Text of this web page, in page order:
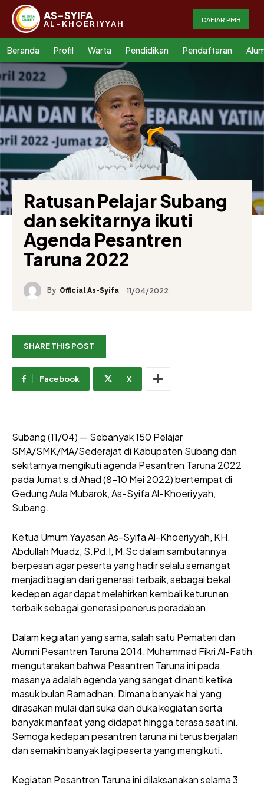
AS-SYIFA
AL-KHOERIYYAH DAFTAR PMB
Beranda Profil Warta Pendidikan Pendaftaran
Ratusan Pelajar Subang
dan sekitarnya ikuti
Agenda Pesantren
Taruna 2022
By Official As-Syifa 11/04/2022
SHARE THIS POST
Facebook X
Subang (11/04) — Sebanyak 150 Pelajar
SMA/SMK/MA/Sederajat di Kabupaten Subang dan
sekitarnya mengikuti agenda Pesantren Taruna 2022
pada Jumat s.d Ahad (8-10 Mei 2022) bertempat di
Gedung Aula Mubarok, As-Syifa Al-Khoeriyyah,
Subang.
Ketua Umum Yayasan As-Syifa Al-Khoeriyyah, KH.
Abdullah Muadz, S.Pd.I, M.Sc dalam sambutannya
berpesan agar peserta yang hadir selalu semangat
menjadi bagian dari generasi terbaik, sebagai bekal
kedepan agar dapat melahirkan kembali keturunan
terbaik sebagai generasi penerus peradaban.
Dalam kegiatan yang sama, salah satu Pemateri dan
Alumni Pesantren Taruna 2014, Muhammad Fikri Al-Fatih
mengutarakan bahwa Pesantren Taruna ini pada
masanya adalah agenda yang sangat dinanti ketika
masuk bulan Ramadhan. Dimana banyak hal yang
dirasakan mulai dari suka dan duka kegiatan serta
banyak manfaat yang didapat hingga terasa saat ini.
Semoga kedepan pesantren taruna ini terus berjalan
dan semakin banyak lagi peserta yang mengikuti.
Kegiatan Pesantren Taruna ini dilaksanakan selama 3